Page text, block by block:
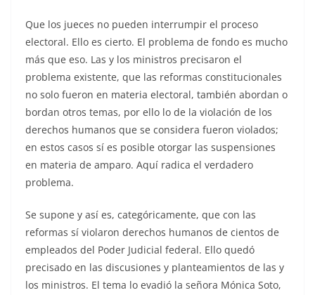
Que los jueces no pueden interrumpir el proceso
electoral. Ello es cierto. El problema de fondo es mucho
más que eso. Las y los ministros precisaron el
problema existente, que las reformas constitucionales
no solo fueron en materia electoral, también abordan o
bordan otros temas, por ello lo de la violación de los
derechos humanos que se considera fueron violados;
en estos casos sí es posible otorgar las suspensiones
en materia de amparo. Aquí radica el verdadero
problema.
Se supone y así es, categóricamente, que con las
reformas sí violaron derechos humanos de cientos de
empleados del Poder Judicial federal. Ello quedó
precisado en las discusiones y planteamientos de las y
los ministros. El tema lo evadió la señora Mónica Soto,